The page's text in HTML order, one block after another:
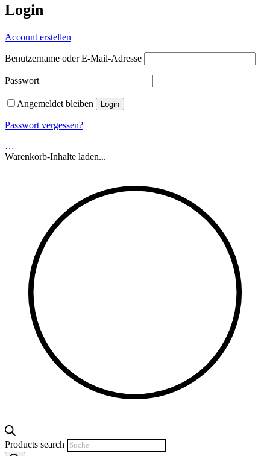
Login
Account erstellen
Benutzername oder E-Mail-Adresse
Passwort
Angemeldet bleiben
Passwort vergessen?
…
Warenkorb-Inhalte laden...
Products search